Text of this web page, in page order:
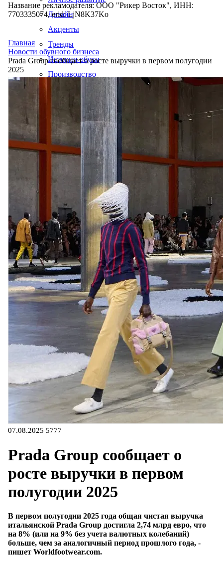
Дизайн
Акценты
Тренды
Истории обуви
Производство
Название рекламодателя: ООО "Рикер Восток", ИНН:
7703335074, erid: LjN8K37Ko
Главная
Новости обувного бизнеса
Prada Group сообщает о росте выручки в первом полугодии
2025
07.08.2025 5777
Prada Group сообщает о
росте выручки в первом
полугодии 2025
В первом полугодии 2025 года общая чистая выручка
итальянской Prada Group достигла 2,74 млрд евро, что
на 8% (или на 9% без учета валютных колебаний)
больше, чем за аналогичный период прошлого года, -
пишет Worldfootwear.com.